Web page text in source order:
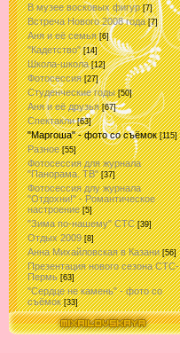
В музее восковых фигур [7]
Встреча Нового 2008 года [7]
Аня и её семья [6]
"Кадетство" [14]
Школа-школа [12]
Фотосессия [27]
Студенческие годы [50]
Аня и её друзья [67]
Спектакли [63]
"Маргоша" - фото со съёмок [115]
Разное [55]
Фотосессия для журнала
"Панорама. ТВ" [37]
Фотосессия длу журнала
"Отдохни!" - Романтическое
настроение [5]
"Зима по-нашему" СТС [39]
Отдых 2009 [8]
Анна Михайловская в Казани [56]
Презентация нового сезона СТС-
Пермь [63]
"Сердце не камень" - фото со
съёмок [33]